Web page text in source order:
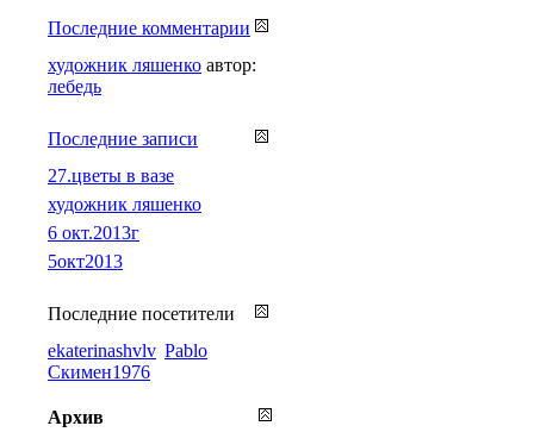
Последние комментарии
художник ляшенко автор:
лебедь
Последние записи
27.цветы в вазе
художник ляшенко
6 окт.2013г
5окт2013
Последние посетители
ekaterinashvlv Pablo
Скимен1976
Архив